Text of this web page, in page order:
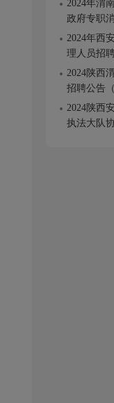
2024年渭
政府专职
2024年西
理人员招
2024陕西
招聘公告（
2024陕西
执法大队